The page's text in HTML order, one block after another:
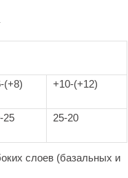
(+8) +10-(+12)
25 25-20
слоев (базальных и